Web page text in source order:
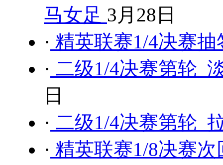
马女足 3月28日
· 精英联赛1/4决赛
· 二级1/4决赛第轮
日
· 二级1/4决赛第轮
· 精英联赛1/8决赛